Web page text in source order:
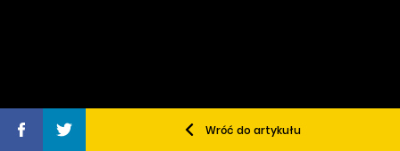
Wróć do artykułu